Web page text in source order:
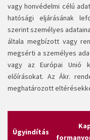
vagy honvédelmi célú
hatósági eljárásának
szerint személyes
általa megbízott vagy
megsérti a személyes
vagy az Európai Unió
előírásokat. Az Ákr.
meghatározott
Ügyindítás